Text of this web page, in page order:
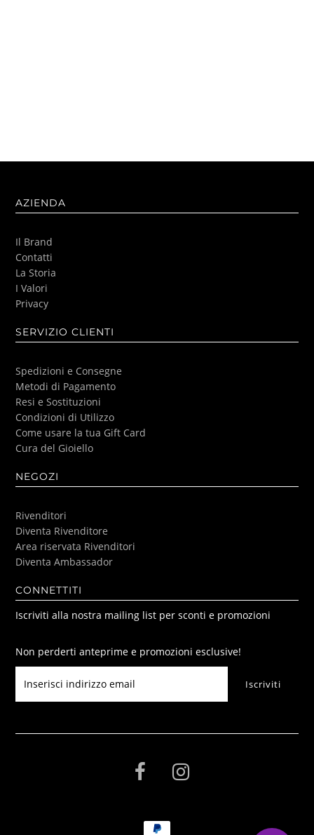
AZIENDA
Il Brand
Contatti
La Storia
I Valori
Privacy
SERVIZIO CLIENTI
Spedizioni e Consegne
Metodi di Pagamento
Resi e Sostituzioni
Condizioni di Utilizzo
Come usare la tua Gift Card
Cura del Gioiello
NEGOZI
Rivenditori
Diventa Rivenditore
Area riservata Rivenditori
Diventa Ambassador
CONNETTITI
Iscriviti alla nostra mailing list per sconti e promozioni
Non perderti anteprime e promozioni esclusive!